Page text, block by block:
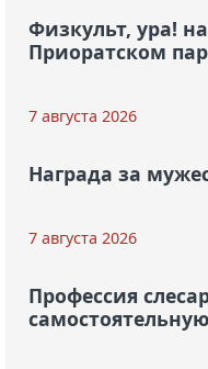
Физкульт, ура!
Приоратском
7 августа 2026
Награда за
7 августа 2026
Профессия